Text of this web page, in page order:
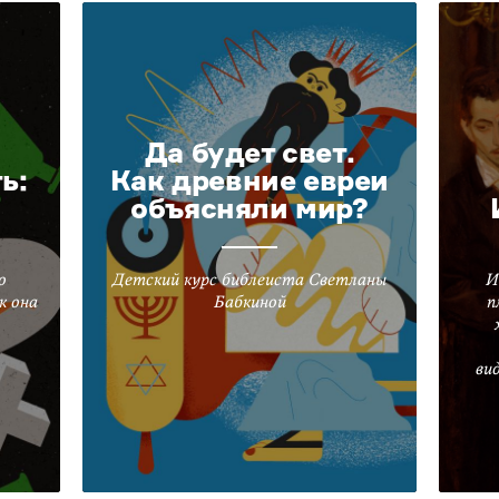
она
Да будет свет.
Как древние евреи
объясняли мир?
Детский курс библеиста Светланы
Бабкиной